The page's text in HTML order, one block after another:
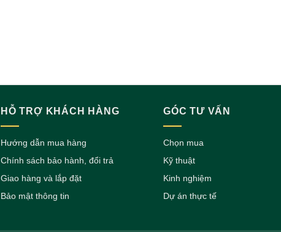
HỖ TRỢ KHÁCH HÀNG
Hướng dẫn mua hàng
Chính sách bảo hành, đổi trả
Giao hàng và lắp đặt
Bảo mật thông tin
GÓC TƯ VẤN
Chọn mua
Kỹ thuật
Kinh nghiệm
Dự án thực tế